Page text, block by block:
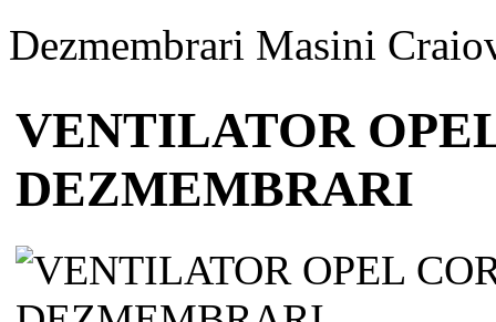
Dezmembrari Masini
VENTILATOR
DEZMEMBRARI